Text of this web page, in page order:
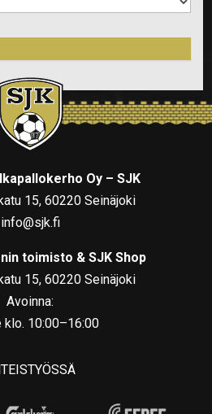
Oy – SJK
15, 60220 Seinäjoki
info@sjk.fi
toimisto & SJK Shop
15, 60220 Seinäjoki
Avoinna:
klo. 10:00–16:00